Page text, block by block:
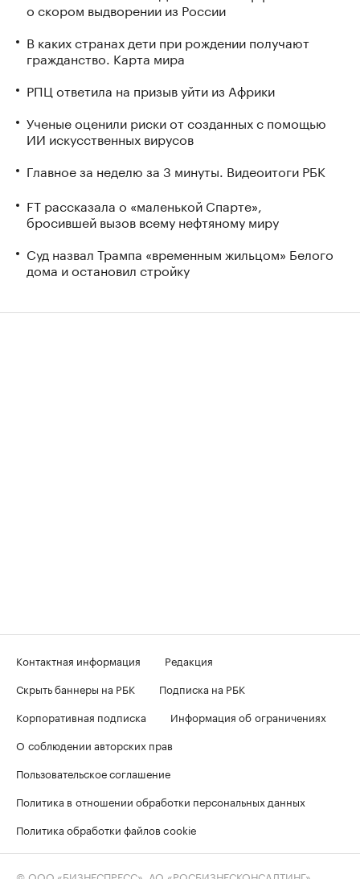
о скором выдворении из России
В каких странах дети при рождении получают
гражданство. Карта мира
РПЦ ответила на призыв уйти из Африки
Ученые оценили риски от созданных с помощью
ИИ искусственных вирусов
Главное за неделю за 3 минуты. Видеоитоги РБК
FT рассказала о «маленькой Спарте»,
бросившей вызов всему нефтяному миру
Суд назвал Трампа «временным жильцом» Белого
дома и остановил стройку
Контактная информация
Редакция
Скрыть баннеры на РБК
Подписка на РБК
Корпоративная подписка
Информация об ограничениях
О соблюдении авторских прав
Пользовательское соглашение
Политика в отношении обработки персональных данных
Политика обработки файлов cookie